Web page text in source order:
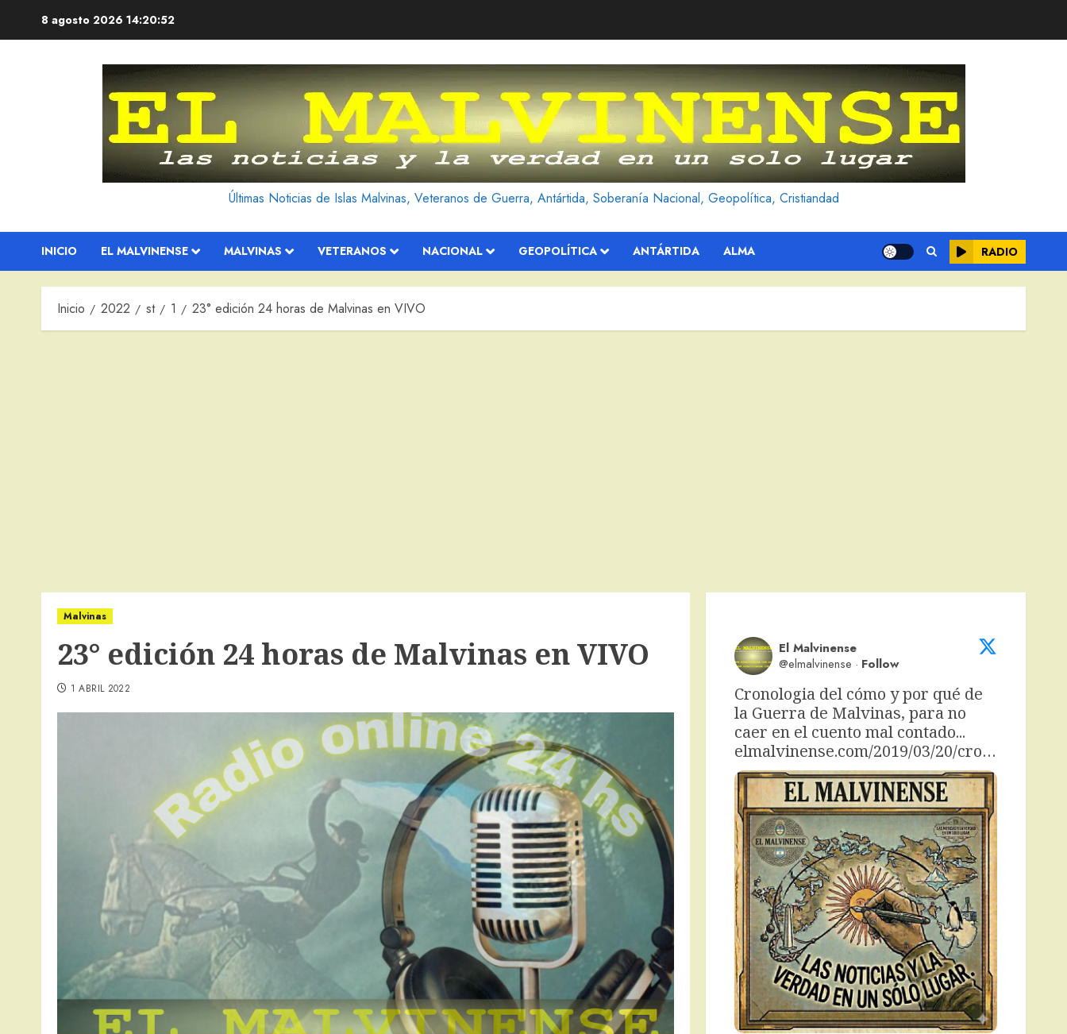
8 agosto 2026 14:20:53
Últimas Noticias de Islas Malvinas, Veteranos de Guerra, Antártida, Soberanía Nacional, Geopolítica, Cristiandad
INICIO EL MALVINENSE MALVINAS VETERANOS NACIONAL GEOPOLÍTICA ANTÁRTIDA ALMA RADIO
Inicio 2022 st 1 23° edición 24 horas de Malvinas en VIVO
Malvinas
23° edición 24 horas de Malvinas en VIVO
1 ABRIL 2022
El Malvinense
@elmalvinense · Follow
Cronologia del cómo y por qué de
la Guerra de Malvinas, para no
elmalvinense.com/2019/03/20/cro…